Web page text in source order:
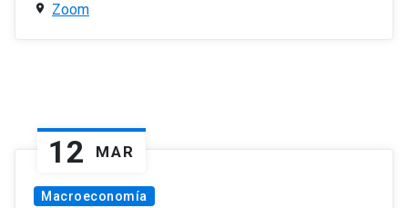
Zoom
12 MAR
Macroeconomía